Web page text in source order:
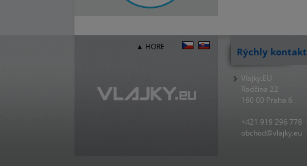
▲ HORE Rýchly kontakt
Vlajky.EU
Radčina 22
160 00 Praha 6
+421 919 296 778
obchod@vlajky.eu